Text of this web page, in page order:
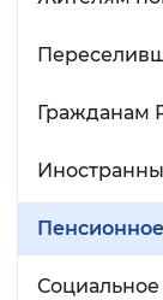
Гражданам
Социальное